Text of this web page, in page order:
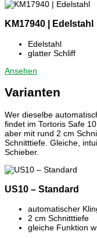
KM17940 | Edelstahl
Edelstahl
glatter Schliff
Ansehen
Varianten
Wer dieselbe
findet im Tortoris Safe
aber mit rund 2 cm
Schnitttiefe. Gleiche,
Schieber.
US10 – Standard
automatischer
2 cm Schnitttiefe
gleiche Funktion